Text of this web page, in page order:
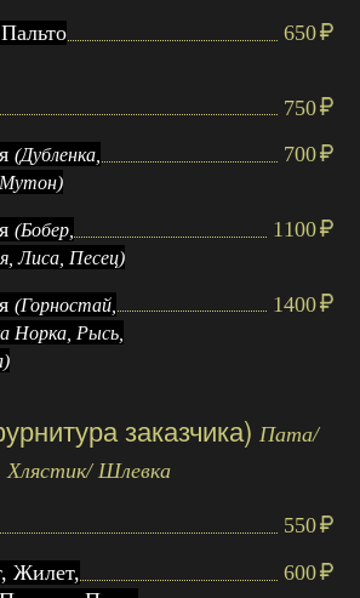
650
750
(Дубленка,
Мутон)
700
(Бобер,
Лиса, Песец)
1100
(Горностай,
Норка, Рысь,
1400
заказчика) Пата/
Хлястик/ Шлевка
550
Жилет,
600